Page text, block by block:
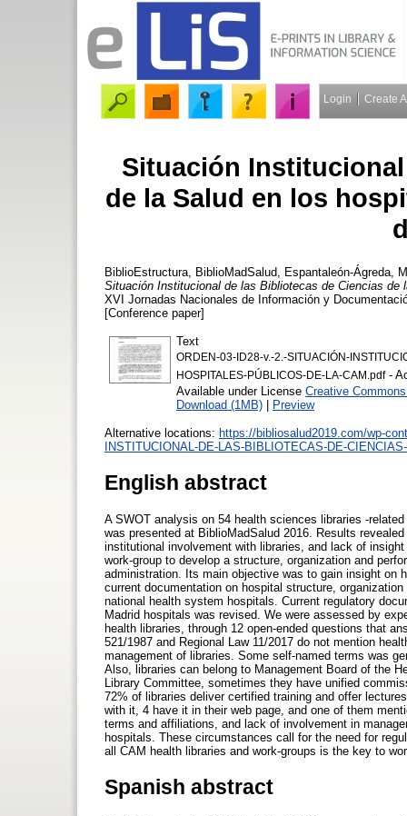
Login Create
Situación
de la Salud en los
BiblioEstructura, BiblioMadSalud
Espantaleón-Ágreda,
Situación Institucional de las Bibliotecas de Ciencias
XVI Jornadas Nacionales de Información y
[Conference paper]
Text
ORDEN-03-ID28-v.-2.-SITUACIÓN-
HOSPITALES-PÚBLICOS-DE-LA-CAM.pdf-
Available under License Creative
Download (1MB) | Preview
Alternative locations: https://bibliosalud2019.com/wp-
INSTITUCIONAL-DE-LAS-BIBLIOTECAS-DE-
English abstract
A SWOT analysis on 54 health sciences libraries -
was presented at BiblioMadSalud 2016. Results
institutional involvement with libraries, and lack of
work-group to develop a structure, organization and
administration. Its main objective was to gain insight on
current documentation on hospital structure,
national health system hospitals. Current regulatory
Madrid hospitals was revised. We were assessed by
health libraries, through 12 open-ended questions that
521/1987 and Regional Law 11/2017 do not mention
management of libraries. Some self-named terms was
Also, libraries can belong to Management Board of the
Library Committee, sometimes they have unified
72% of libraries deliver certified training and offer
with it, 4 have it in their web page, and one of them
terms and affiliations, and lack of involvement in
hospitals. These circumstances call for the need for
all CAM health libraries and work-groups is the key to
Spanish abstract